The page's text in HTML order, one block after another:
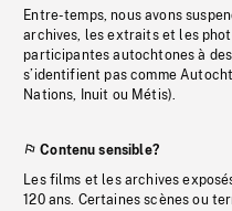
Entre-temps, nous avons
archives, les extraits et les
participantes autochtones à
s’identifient pas comme
Nations, Inuit ou Métis).
Contenu sensible?
Les films et les archives
120 ans. Certaines scènes ou